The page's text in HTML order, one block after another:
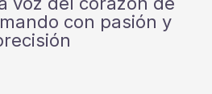
con pasión y